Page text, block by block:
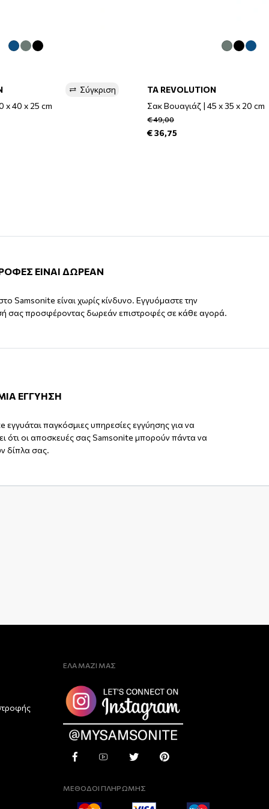
Σύγκριση
x 40 x 25 cm
TA REVOLUTION
Σακ Βουαγιάζ | 45 x 35 x 20 cm
€ 49,00
€ 36,75
ΕΙΝΑΙ ΔΩΡΕΑΝ
Samsonite είναι χωρίς κίνδυνο. Εγγυόμαστε την
σας προσφέροντας δωρεάν επιστροφές σε κάθε αγορά.
ΕΓΓΥΗΣΗ
εγγυάται παγκόσμιες υπηρεσίες εγγύησης για να
ότι οι αποσκευές σας Samsonite μπορούν πάντα να
δίπλα σας.
ΕΛΑ ΜΑΖΙ ΜΑΣ
ΜΕΘΟΔΟΙ ΠΛΗΡΩΜΗΣ